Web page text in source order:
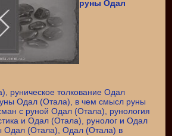
руны Одал